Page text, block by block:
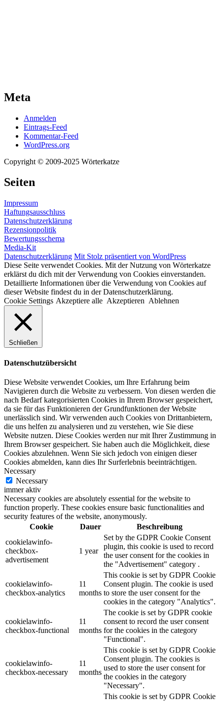
Meta
Anmelden
Eintrags-Feed
Kommentar-Feed
WordPress.org
Copyright © 2009-2025 Wörterkatze
Seiten
Impressum
Haftungsausschluss
Datenschutzerklärung
Rezensionpolitik
Bewertungsschema
Media-Kit
Datenschutzerklärung Mit Stolz präsentiert von WordPress
Diese Seite verwendet Cookies. Mit der Nutzung von Wörterkatze
erklärst du dich mit der Verwendung von Cookies einverstanden.
Detaillierte Informationen über die Verwendung von Cookies auf
dieser Website findest du in der Datenschutzerklärung.
Cookie Settings Akzeptiere alle Akzeptieren Ablehnen
Schließen
Datenschutzübersicht
Diese Website verwendet Cookies, um Ihre Erfahrung beim
Navigieren durch die Website zu verbessern. Von diesen werden die
nach Bedarf kategorisierten Cookies in Ihrem Browser gespeichert,
da sie für das Funktionieren der Grundfunktionen der Website
unerlässlich sind. Wir verwenden auch Cookies von Drittanbietern,
die uns helfen zu analysieren und zu verstehen, wie Sie diese
Website nutzen. Diese Cookies werden nur mit Ihrer Zustimmung in
Ihrem Browser gespeichert. Sie haben auch die Möglichkeit, diese
Cookies abzulehnen. Wenn Sie sich jedoch von einigen dieser
Cookies abmelden, kann dies Ihr Surferlebnis beeinträchtigen.
Necessary
Necessary
immer aktiv
Necessary cookies are absolutely essential for the website to
function properly. These cookies ensure basic functionalities and
security features of the website, anonymously.
Cookie
Dauer
Beschreibung
cookielawinfo-
checkbox-
advertisement
1 year
Set by the GDPR Cookie Consent
plugin, this cookie is used to record
the user consent for the cookies in
the "Advertisement" category .
cookielawinfo-
checkbox-analytics
11
months
This cookie is set by GDPR Cookie
Consent plugin. The cookie is used
to store the user consent for the
cookies in the category "Analytics".
cookielawinfo-
checkbox-functional
11
months
The cookie is set by GDPR cookie
consent to record the user consent
for the cookies in the category
"Functional".
cookielawinfo-
checkbox-necessary
11
months
This cookie is set by GDPR Cookie
Consent plugin. The cookies is
used to store the user consent for
the cookies in the category
"Necessary".
This cookie is set by GDPR Cookie